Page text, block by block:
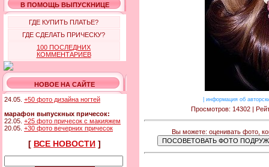
В ПОМОЩЬ ВЫПУСКНИЦЕ
ГДЕ КУПИТЬ ПЛАТЬЕ?
ГДЕ СДЕЛАТЬ ПРИЧЕСКУ?
100 ПОСЛЕДНИХ
КОММЕНТАРИЕВ
НОВОЕ НА САЙТЕ
24.05. +50 фото дизайна ногтей
марафон выпускных причесок:
22.05. +25 фото причесок с макияжем
20.05. +30 фото вечерних причесок
[ ВСЕ НОВОСТИ ]
информация об
Просмотров: 14302 |
Вы можете: оценивать фото,